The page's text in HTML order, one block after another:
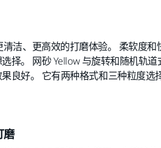
清洁、更高效的打磨体验。 柔软度
择。 网砂 Yellow 与旋转和随机轨
良好。 它有两种格式和三种粒度
磨